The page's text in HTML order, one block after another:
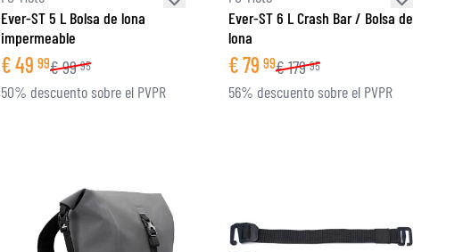
Ever-ST 5 L Bolsa de lona
impermeable
€49 99€99 95
50% descuento sobre el PVPR
Ever-ST 6 L Crash Bar / Bolsa de
lona
€79 99€179 95
56% descuento sobre el PVPR